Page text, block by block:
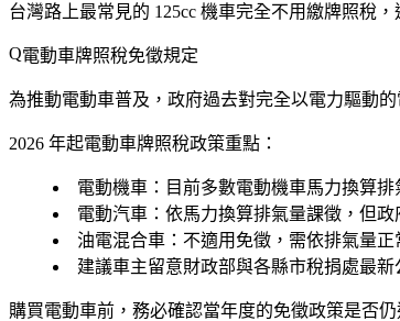
台灣路上最常見的 125cc 機車完全不用繳牌照稅
電動車牌照稅免徵規定
為推動電動車普及，政府過去對完全以電力驅動
2026 年起電動車牌照稅政策重點：
電動機車 ：目前多數電動機車馬力換算
電動汽車 ：依馬力換算排氣量課徵，但
油電混合車 ：不適用免徵，需依排氣量正
建議車主留意財政部與各縣市稅捐處最新
購買電動車前，務必確認當年度的免徵政策是否